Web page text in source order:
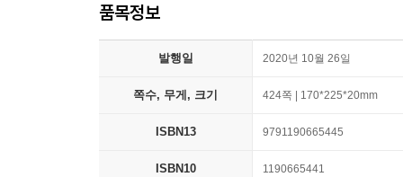
품목정보
발행일 2020년 10월 26일
쪽수, 무게, 크기 424쪽 | 170*225*20mm
ISBN13 9791190665445
ISBN10 1190665441